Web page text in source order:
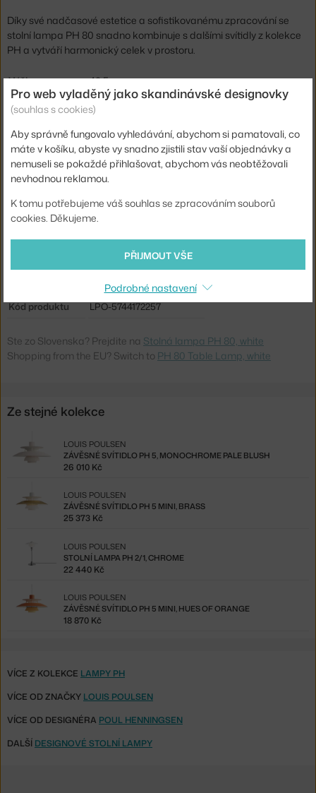
Díky své nadčasové estetice a sofistikovanému zpracování se
stolní lampa PH 80 snadno kombinuje s dalšími svítidly z kolekce
PH a vytváří harmonický celek v prostoru.
Výška:
40,5 cm
Průměr:
32 cm
Materiál:
ocel, chrom, polykarbonát
Délka kabelu:
2,5 m
Hlavní materiál:
kov
Patice / zdroj:
E14
nepřímé světlo
Kód produktu
LPO-5744172257
Ste zo Slovenska? Prejdite na Stolná lampa PH 80, white
Shopping from the EU? Switch to PH 80 Table Lamp, white
Ze stejné kolekce
ZÁVĚSNÉ SVÍTIDLO PH 5, MONOCHROME PALE BLUSH
LOUIS POULSEN
26 010 Kč
ZÁVĚSNÉ SVÍTIDLO PH 5 MINI, BRASS
LOUIS POULSEN
25 373 Kč
STOLNÍ LAMPA PH 2/1, CHROME
LOUIS POULSEN
22 440 Kč
ZÁVĚSNÉ SVÍTIDLO PH 5 MINI, HUES OF ORANGE
LOUIS POULSEN
18 870 Kč
VÍCE Z KOLEKCE LAMPY PH
VÍCE OD ZNAČKY LOUIS POULSEN
VÍCE OD DESIGNÉRA POUL HENNINGSEN
DALŠÍ DESIGNOVÉ STOLNÍ LAMPY
Pro web vyladěný jako skandinávské designovky
(souhlas s cookies)
Aby správně fungovalo vyhledávání, abychom si pamatovali, co
máte v košíku, abyste vy snadno zjistili stav vaší objednávky a
nemuseli se pokaždé přihlašovat, abychom vás neobtěžovali
nevhodnou reklamou.
K tomu potřebujeme váš souhlas se zpracováním souborů
cookies. Děkujeme.
PŘIJMOUT VŠE
Podrobné nastavení